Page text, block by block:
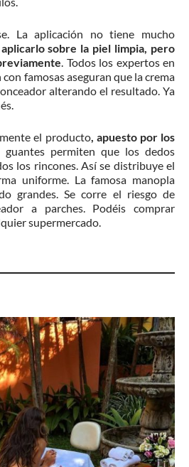
La aplicación no tiene mucho
sobre la piel limpia, pero
. Todos los expertos en
famosas aseguran que la crema
alterando el resultado. Ya
el producto, apuesto por los
guantes permiten que los dedos
los rincones. Así se distribuye el
uniforme. La famosa manopla
grandes. Se corre el riesgo de
a parches. Podéis comprar
supermercado.